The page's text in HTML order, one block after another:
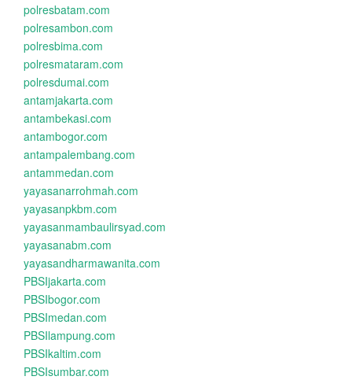
polresbatam.com
polresambon.com
polresbima.com
polresmataram.com
polresdumai.com
antamjakarta.com
antambekasi.com
antambogor.com
antampalembang.com
antammedan.com
yayasanarrohmah.com
yayasanpkbm.com
yayasanmambaulirsyad.com
yayasanabm.com
yayasandharmawanita.com
PBSIjakarta.com
PBSIbogor.com
PBSImedan.com
PBSIlampung.com
PBSIkaltim.com
PBSIsumbar.com